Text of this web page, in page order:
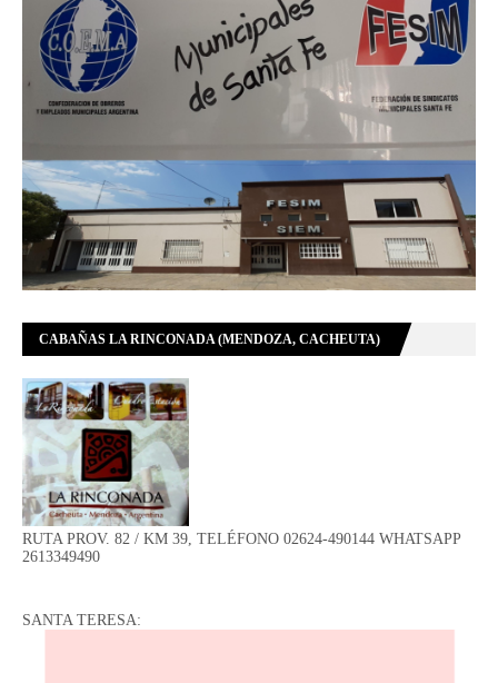
CABAÑAS LA RINCONADA (MENDOZA, CACHEUTA)
RUTA PROV. 82 / KM 39, TELÉFONO 02624-490144 WHATSAPP
2613349490
SANTA TERESA: